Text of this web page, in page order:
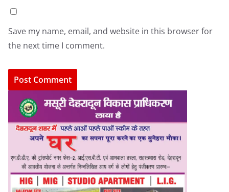
Save my name, email, and website in this browser for
the next time I comment.